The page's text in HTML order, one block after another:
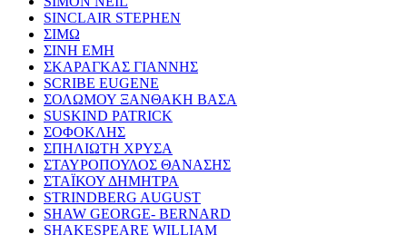
SINCLAIR STEPHEN
ΣΙΜΩ
ΣΙΝΗ ΕΜΗ
ΣΚΑΡΑΓΚΑΣ ΓΙΑΝΝΗΣ
SCRIBE EUGENE
ΣΟΛΩΜΟΥ ΞΑΝΘΑΚΗ ΒΑΣΑ
SUSKIND PATRICK
ΣΟΦΟΚΛΗΣ
ΣΠΗΛΙΩΤΗ ΧΡΥΣΑ
ΣΤΑΥΡΟΠΟΥΛΟΣ ΘΑΝΑΣΗΣ
ΣΤΑΪΚΟΥ ΔΗΜΗΤΡΑ
STRINDBERG AUGUST
SHAW GEORGE- BERNARD
SHAKESPEARE WILLIAM